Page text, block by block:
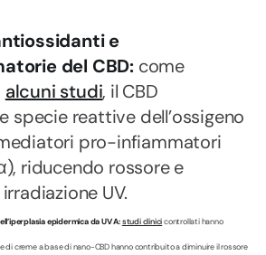
e
del CBD: come
alcuni studi, il CBD
specie reattive dell’ossigeno
pro-infiammatori
riducendo rossore e
UV.
epidermica da UV A:studi clinicicontrollati hanno
di creme a base di nano-CBD hanno contribuito a diminuire il rossore